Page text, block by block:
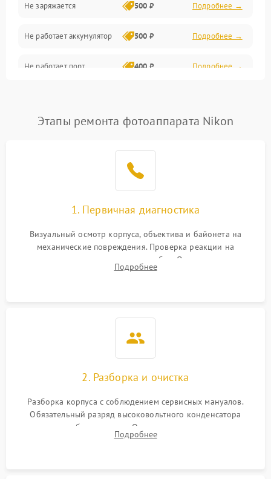
Объективы
Программные сбои
Коммуникации и интерфейсы
Не заряжается 500 ₽ Подробнее →
Не работает аккумулятор 500 ₽ Подробнее →
Не работает порт 400 ₽ Подробнее →
Этапы ремонта фотоаппарата Nikon
1. Первичная диагностика
Визуальный осмотр корпуса, объектива и байонета на
механические повреждения. Проверка реакции на
включение, считывание кодов ошибок. Оценка состояния
матрицы и затвора, проверка работы автофокуса и вспышки.
Подробнее
2. Разборка и очистка
Разборка корпуса с соблюдением сервисных мануалов.
Обязательный разряд высоковольтного конденсатора
вспышки для безопасности. Очистка внутренних узлов от
пыли, песка и следов влаги с помощью спецсредств.
Подробнее